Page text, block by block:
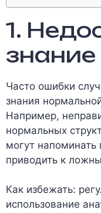
1.
Часто ошибки
знания
Например,
нормальных
могут напоминать
приводить к
Как избежать:
использование